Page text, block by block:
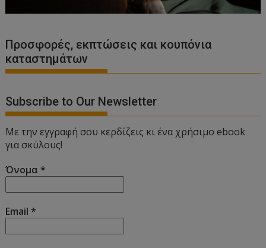
Προσφορές, εκπτώσεις και κουπόνια
καταστημάτων
Subscribe to Our Newsletter
Με την εγγραφή σου κερδίζεις κι ένα χρήσιμο ebook
για σκύλους!
Όνομα*
Email*